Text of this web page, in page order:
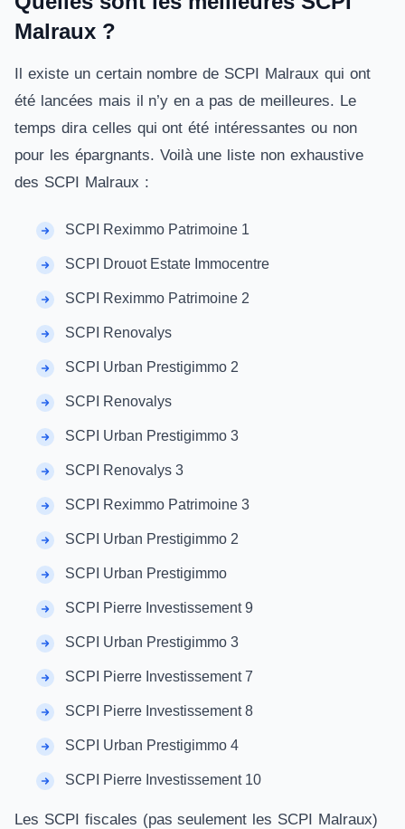
Malraux ?
Il existe un certain nombre de SCPI Malraux qui ont
été lancées mais il n’y en a pas de meilleures. Le
temps dira celles qui ont été intéressantes ou non
pour les épargnants. Voilà une liste non exhaustive
des SCPI Malraux :
SCPI Reximmo Patrimoine 1
SCPI Drouot Estate Immocentre
SCPI Reximmo Patrimoine 2
SCPI Renovalys
SCPI Urban Prestigimmo 2
SCPI Renovalys
SCPI Urban Prestigimmo 3
SCPI Renovalys 3
SCPI Reximmo Patrimoine 3
SCPI Urban Prestigimmo 2
SCPI Urban Prestigimmo
SCPI Pierre Investissement 9
SCPI Urban Prestigimmo 3
SCPI Pierre Investissement 7
SCPI Pierre Investissement 8
SCPI Urban Prestigimmo 4
SCPI Pierre Investissement 10
Les SCPI fiscales (pas seulement les SCPI Malraux)